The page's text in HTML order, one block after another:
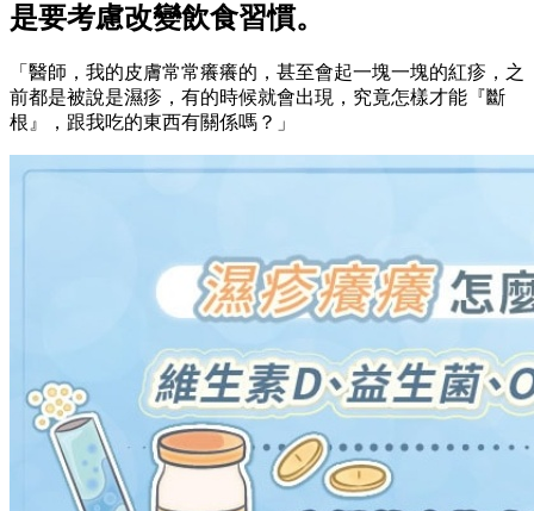
是要考慮改變飲食習慣。
「醫師，我的皮膚常常癢癢的，甚至會起一塊一塊的紅疹，之
前都是被說是濕疹，有的時候就會出現，究竟怎樣才能『斷
根』，跟我吃的東西有關係嗎？」